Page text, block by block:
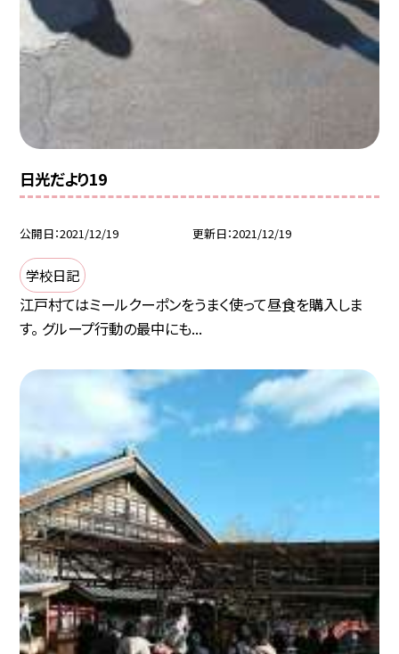
日光だより19
公開日 2021/12/19 更新日 2021/12/19
学校日記
江戸村てはミールクーポンをうまく使って昼食を購入しま
す。 グループ行動の最中にも...